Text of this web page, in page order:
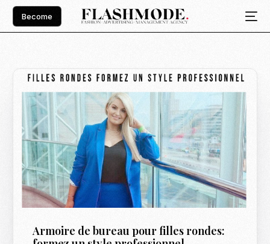
Become
Armoire de bureau pour filles rondes: